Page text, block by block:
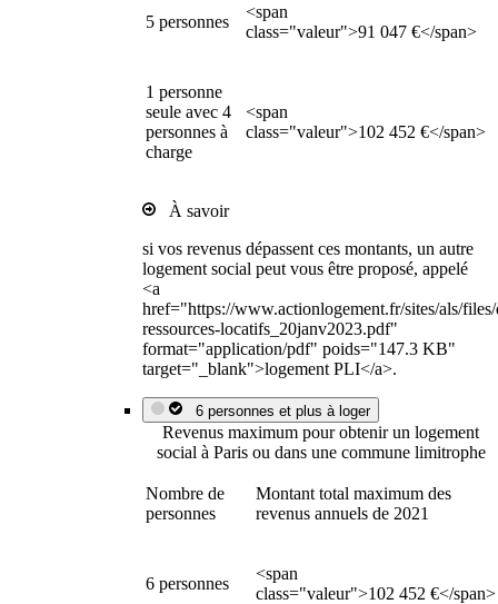
5 personnes
<span
class="valeur">91 047 €</span>
1 personne
seule avec 4
personnes à
charge
<span
class="valeur">102 452 €</span>
À savoir
si vos revenus dépassent ces montants, un autre
logement social peut vous être proposé, appelé
<a
href="https://www.actionlogement.fr/sites/als/
ressources-locatifs_20janv2023.pdf"
format="application/pdf" poids="147.3 KB"
target="_blank">logement PLI</a>.
6 personnes et plus à loger
Revenus maximum pour obtenir un logement
social à Paris ou dans une commune limitrophe
Nombre de
personnes
Montant total maximum des
revenus annuels de 2021
6 personnes
<span
class="valeur">102 452 €</span>